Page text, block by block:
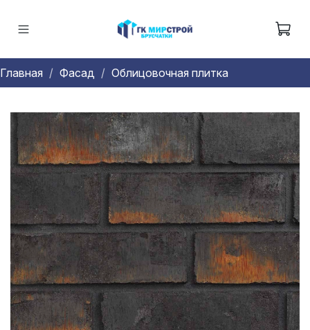
Главная Фасад Облицовочная плитка